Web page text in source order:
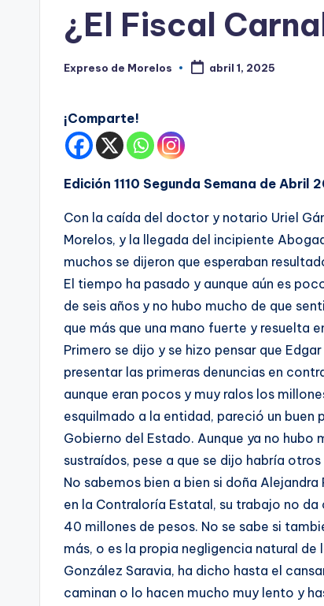
¿El Fiscal
Publicado
Expreso de Morelos abril 1, 2025
¡Comparte!
Edición 1110 Segunda Semana de Abril
Con la caída del doctor y notario Uriel
Morelos, y la llegada del incipiente
muchos se dijeron que esperaban
El tiempo ha pasado y aunque aún es
de seis años y no hubo mucho de que
que más que una mano fuerte y resuelta
Primero se dijo y se hizo pensar que
presentar las primeras denuncias en
aunque eran pocos y muy ralos los
esquilmado a la entidad, pareció un
Gobierno del Estado. Aunque ya no
sustraídos, pese a que se dijo habría
No sabemos bien a bien si doña
en la Contraloría Estatal, su trabajo no
40 millones de pesos. No se sabe si
más, o es la propia negligencia natural
González Saravia, ha dicho hasta el
caminan o lo hacen mucho muy lento y